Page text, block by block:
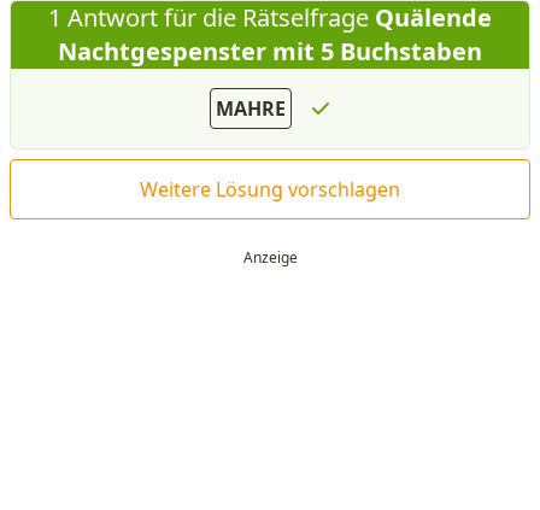
1 Antwort für die Rätselfrage Quälende
Nachtgespenster mit 5 Buchstaben
MAHRE
Weitere Lösung vorschlagen